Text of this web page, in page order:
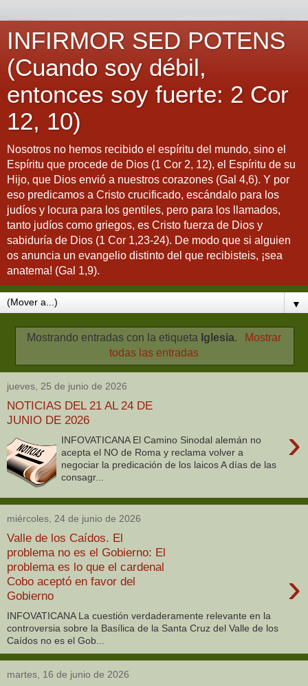
INFIRMOR SED POTENS
(Cuando soy débil,
entonces soy fuerte: 2 Cor
12, 10)
Nosotros no hemos recibido el espíritu del mundo, sino el
Espíritu que procede de Dios (1 Cor 2, 12), el Espíritu de su
Hijo, que Dios envió a nuestros corazones (Gal 4,6). Y por
eso predicamos a Cristo crucificado, escándalo para los
judíos y locura para los gentiles, pero para los llamados,
tanto judíos como griegos, es Cristo fuerza de Dios y
sabiduría de Dios (1 Cor 1,23-24). De modo que si alguien
os anuncia un evangelio distinto del que recibisteis, ¡sea
anatema! (Gal 1,9).
▼
Mostrando entradas con la etiqueta Iglesia.
Mostrar
todas las entradas
jueves, 25 de junio de 2026
NOTICIAS DEL 21 AL 24 DE
JUNIO DE 2026
›
INFOVATICANA El Camino Sinodal alemán no
acepta el NO de Roma y reclama volver a
negociar la predicación de los laicos A días de las
consagr...
miércoles, 24 de junio de 2026
Valle de los Caídos. El
problema no es el Gobierno: El
problema es lo que el cardenal
Cobo aceptó en favor del
Gobierno
›
INFOVATICANA La cuestión verdaderamente relevante en la
controversia sobre la Basílica de la Santa Cruz del Valle de los
Caídos no es el Gob...
martes, 16 de junio de 2026